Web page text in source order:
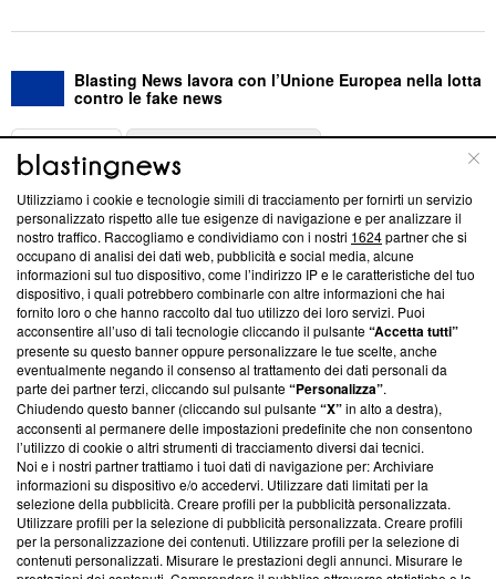
Blasting News lavora con l’Unione Europea nella lotta
contro le fake news
ABOUT
Questa sezione offre informazioni trasparenti su Blasting
News, sui nostri processi editoriali e su come ci impegniamo a
creare news di qualità. Inoltre, afferma la nostra aderenza a
‘Trust Project - News with Integrity’Blasting News non è
ancora membro del programma, ma ha richiesto di farne
parte; Trust Project non ha ancora effettuato una verifica di
conformità agli standard.
Su di noi
Team editoriale
Corporate
Redazione
Informativa Privacy
Utilizziamo i cookie e tecnologie simili di tracciamento per fornirti un servizio
personalizzato rispetto alle tue esigenze di navigazione e per analizzare il
nostro traffico. Raccogliamo e condividiamo con i nostri 1624partner che si
occupano di analisi dei dati web, pubblicità e social media, alcune
informazioni sul tuo dispositivo, come l’indirizzo IP e le caratteristiche del tuo
dispositivo, i quali potrebbero combinarle con altre informazioni che hai
fornito loro o che hanno raccolto dal tuo utilizzo dei loro servizi. Puoi
acconsentire all’uso di tali tecnologie cliccando il pulsante“Accetta tutti”
presente su questo banner oppure personalizzare le tue scelte, anche
eventualmente negando il consenso al trattamento dei dati personali da
parte dei partner terzi, cliccando sul pulsante“Personalizza”.
Chiudendo questo banner (cliccando sul pulsante“X”in alto a destra),
acconsenti al permanere delle impostazioni predefinite che non consentono
l’utilizzo di cookie o altri strumenti di tracciamento diversi dai tecnici.
Noi e i nostri partner trattiamo i tuoi dati di navigazione per: Archiviare
informazioni su dispositivo e/o accedervi. Utilizzare dati limitati per la
selezione della pubblicità. Creare profili per la pubblicità personalizzata.
Utilizzare profili per la selezione di pubblicità personalizzata. Creare profili
per la personalizzazione dei contenuti. Utilizzare profili per la selezione di
contenuti personalizzati. Misurare le prestazioni degli annunci. Misurare le